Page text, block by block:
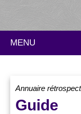
MENU
Annuaire
Guide